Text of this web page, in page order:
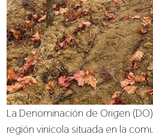
La Denominación de Origen
región vinícola situada en la